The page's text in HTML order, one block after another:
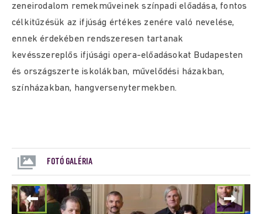
zeneirodalom remekműveinek színpadi előadása, fontos
célkitűzésük az ifjúság értékes zenére való nevelése,
ennek érdekében rendszeresen tartanak
kevésszereplős ifjúsági opera-előadásokat Budapesten
és országszerte iskolákban, művelődési házakban,
színházakban, hangversenytermekben.
FOTÓ GALÉRIA